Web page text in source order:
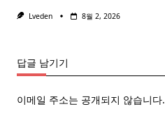
Lveden 8월 2, 2026
답글 남기기
이메일 주소는 공개되지 않습니다.